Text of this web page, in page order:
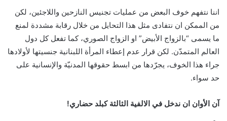
اننا نتفهم خوف البعض من عمليات تجنيس النازحين واللاجئين، لكن
من الممكن ان نتفادى مثل هذا التحايل من خلال رقابة مشددة لمنع
ما يسمى “بالزواج الأبيض” او الزواج الصوري، كما تفعل كل دول
العالم المتمدّن. لكن قرار عدم إعطاء المرأة اللبنانية جنسيتها لأولادها
جراء هذا الخوف، يجرّدها من ابسط حقوقها المدنيّة والإنسانية على
حد سواء.
آن الأوان ان ندخل في الالفية الثالثة كبلد حضاري!